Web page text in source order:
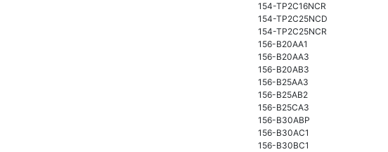
154-TP2C16NCR
154-TP2C25NCD
154-TP2C25NCR
156-B20AA1
156-B20AA3
156-B20AB3
156-B25AA3
156-B25AB2
156-B25CA3
156-B30ABP
156-B30AC1
156-B30BC1